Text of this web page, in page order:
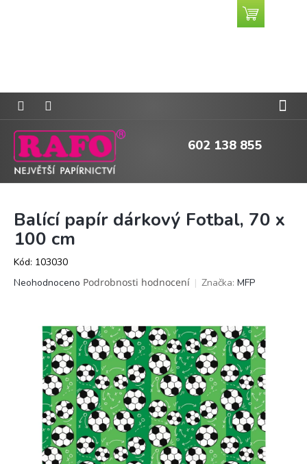
602 138 855
Nákupní
košík
Balící papír dárkový Fotbal, 70 x
100 cm
Kód: 103030
Průměrné
hvězdiček.
Neohodnoceno Podrobnosti hodnocení Značka: MFP